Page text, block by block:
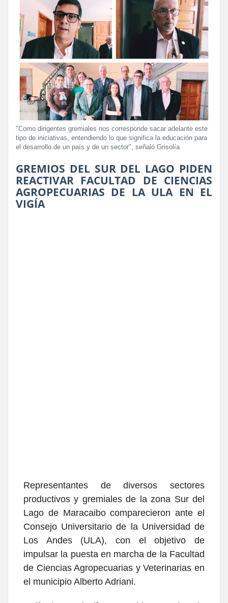
"Como dirigentes gremiales nos corresponde sacar adelante este
tipo de iniciativas, entendiendo lo que significa la educación para
el desarrollo de un país y de un sector", señaló Grisolía
GREMIOS DEL SUR DEL LAGO PIDEN
REACTIVAR FACULTAD DE CIENCIAS
AGROPECUARIAS DE LA ULA EN EL
VIGÍA
Representantes de diversos sectores
productivos y gremiales de la zona Sur del
Lago de Maracaibo comparecieron ante el
Consejo Universitario de la Universidad de
Los Andes (ULA), con el objetivo de
impulsar la puesta en marcha de la Facultad
de Ciencias Agropecuarias y Veterinarias en
el municipio Alberto Adriani.